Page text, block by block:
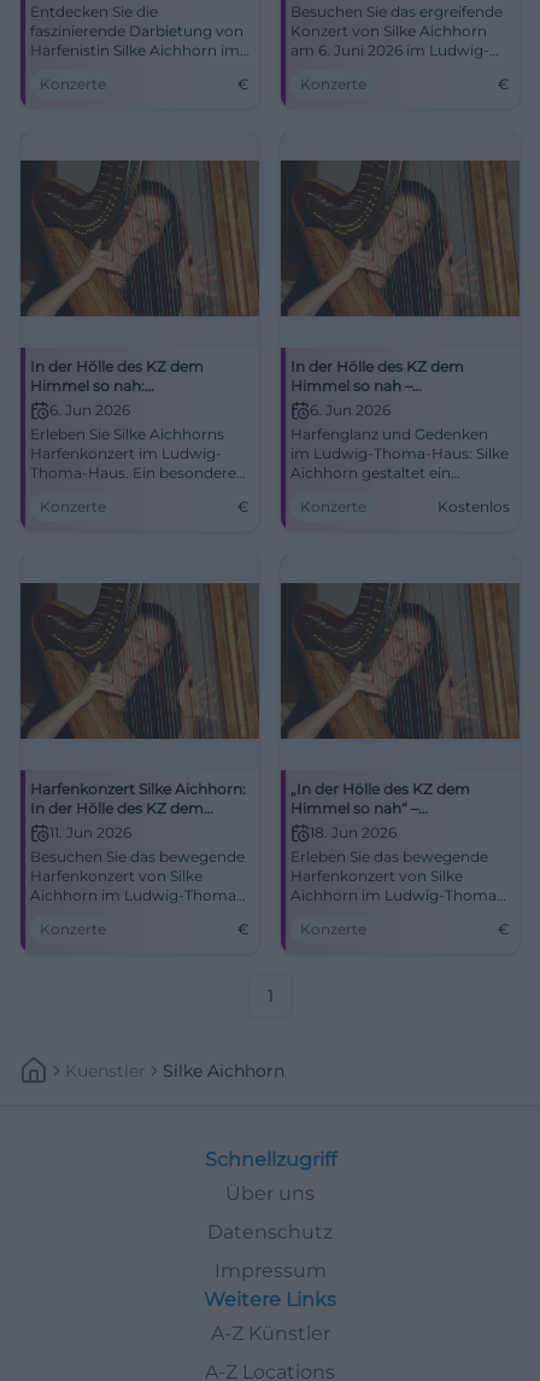
Entdecken Sie die
faszinierende Darbietung von
Harfenistin Silke Aichhorn im
Abend voller Musik und
Konzerte €
Besuchen Sie das ergreifende
Konzert von Silke Aichhorn
am 6. Juni 2026 im Ludwig-
Konzerte
€
In der Hölle des KZ dem
Himmel so nah:
Harfenkonzert
6. Jun 2026
Erleben Sie Silke Aichhorns
Harfenkonzert im Ludwig-
Thoma-Haus. Ein besonderer
von Dachau.
Konzerte €
In der Hölle des KZ dem
Himmel so nah –
Harfenkonzert mit Silke
Aichhorn
6. Jun 2026
Harfenglanz und Gedenken
im Ludwig-Thoma-Haus: Silke
Aichhorn gestaltet ein
Dachau. 6.06.2026, 20 Uhr,
Konzerte Kostenlos
Harfenkonzert Silke Aichhorn:
In der Hölle des KZ dem
Himmel so nah
11. Jun 2026
Besuchen Sie das bewegende
Harfenkonzert von Silke
Aichhorn im Ludwig-Thoma-
sich von ihrer Musik
Konzerte €
„In der Hölle des KZ dem
Himmel so nah“ –
Harfenkonzert Silke Aichhorn
18. Jun 2026
Erleben Sie das bewegende
Harfenkonzert von Silke
Aichhorn im Ludwig-Thoma-
vereint.
Konzerte €
1
Kuenstler Silke Aichhorn
Schnellzugriff
Über uns
Datenschutz
Impressum
Weitere Links
A-Z Künstler
A-Z Locations